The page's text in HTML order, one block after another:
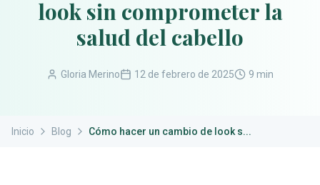
look sin comprometer la
salud del cabello
Gloria Merino 12 de febrero de 2025 9 min
Inicio Blog Cómo hacer un cambio de look s...